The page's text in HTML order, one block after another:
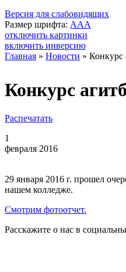
Версия для слабовидящих
Размер шрифта: AAA
отключить картинки
включить инверсию
Главная » Новости » Конкурс
Конкурс
Распечатать
1
февраля 2016
29 января 2016 г. прошел
нашем колледже.
Смотрим фотоотчет.
Расскажите о нас в